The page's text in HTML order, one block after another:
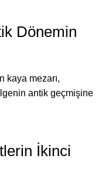
Dönemin
kaya mezarı,
antik geçmişine
İkinci